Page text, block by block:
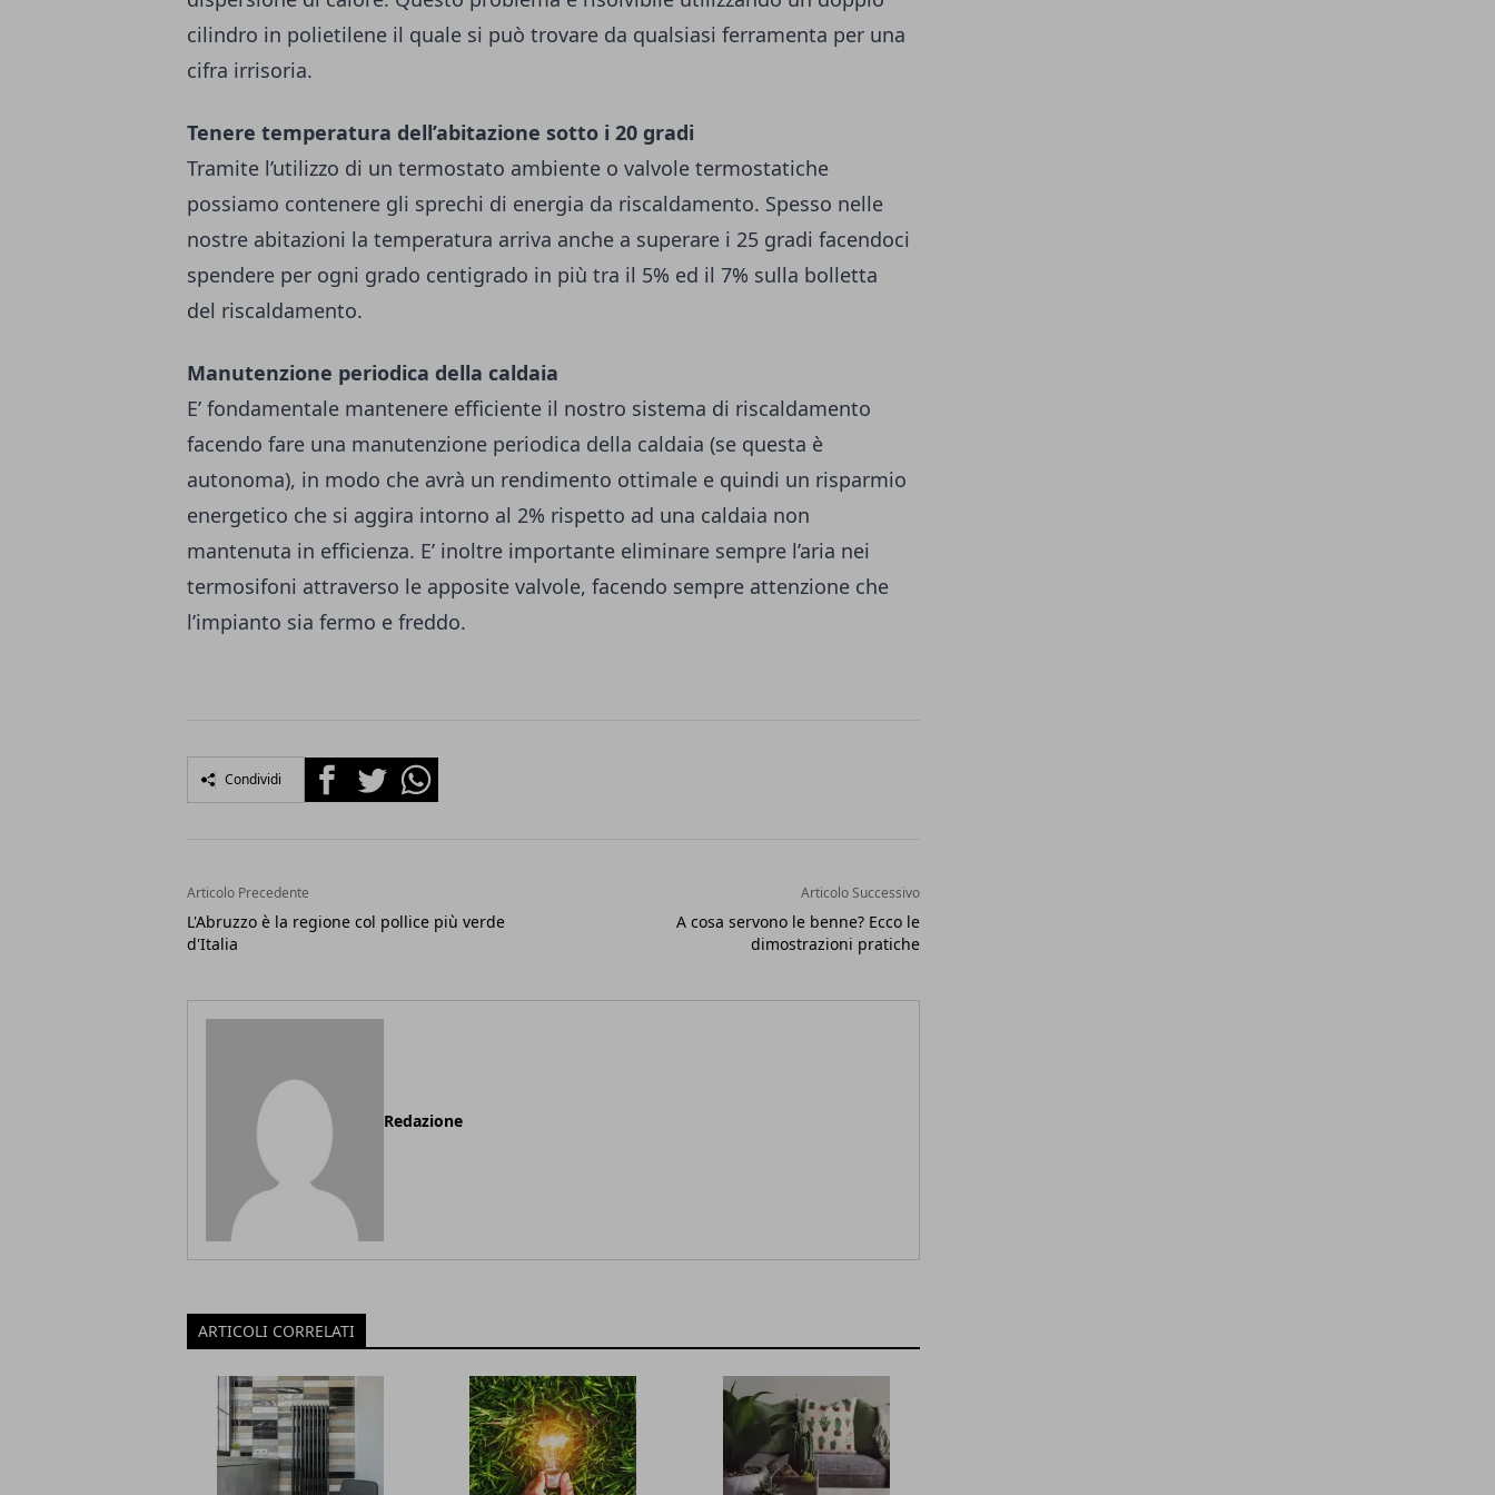
cilindro in polietilene il quale si può trovare da qualsiasi ferramenta per una
cifra irrisoria.
Tenere temperatura dell’abitazione sotto i 20 gradi
Tramite l’utilizzo di un termostato ambiente o valvole termostatiche
possiamo contenere gli sprechi di energia da riscaldamento. Spesso nelle
nostre abitazioni la temperatura arriva anche a superare i 25 gradi facendoci
spendere per ogni grado centigrado in più tra il 5% ed il 7% sulla bolletta
del riscaldamento.
Manutenzione periodica della caldaia
E’ fondamentale mantenere efficiente il nostro sistema di riscaldamento
facendo fare una manutenzione periodica della caldaia (se questa è
autonoma), in modo che avrà un rendimento ottimale e quindi un risparmio
energetico che si aggira intorno al 2% rispetto ad una caldaia non
mantenuta in efficienza. E’ inoltre importante eliminare sempre l’aria nei
termosifoni attraverso le apposite valvole, facendo sempre attenzione che
l’impianto sia fermo e freddo.
Condividi FacebookTwitterWhatsapp
Articolo Precedente
L'Abruzzo è la regione col pollice più verde
d'Italia
Articolo Successivo
A cosa servono le benne? Ecco le
dimostrazioni pratiche
Redazione
ARTICOLI CORRELATI